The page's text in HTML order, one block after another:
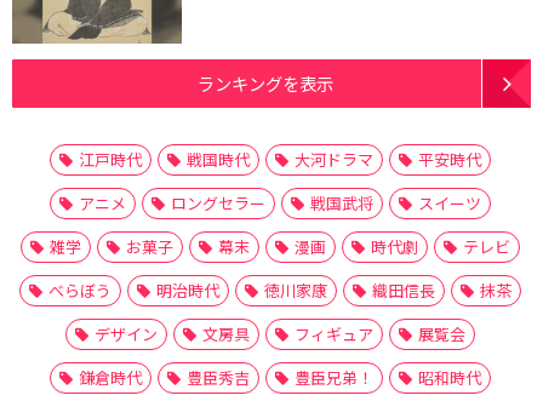
ランキングを表示
江戸時代 戦国時代 大河ドラマ
平安時代
アニメ
ロングセラー 戦国武将
スイーツ
雑学
お菓子 幕末 漫画 時代劇
テレビ
べらぼう
明治時代 徳川家康 織田信長
抹茶
デザイン
文房具 フィギュア
展覧会
鎌倉時代
豊臣秀吉 豊臣兄弟！
昭和時代